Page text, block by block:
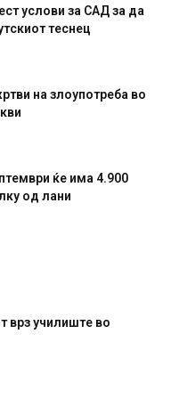
услови за САД за да
теснец
на злоупотреба во
ќе има 4.900
од лани
СОЗИС: